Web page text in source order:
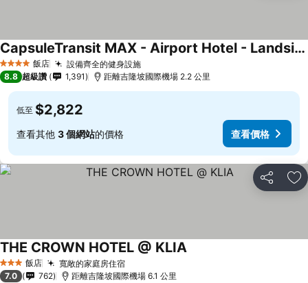
4 星級 飯店 設備齊全的健身設施
CapsuleTransit MAX - Airport Hotel - Landside, Public Area - Gateway KLIA T2, Lvl 2M
8.8 超級讚 1,391 距離吉隆坡國際機場 2.2 公里
低至 $2,822
查看其他 3 個網站的價格 查看價格
分享 加
3 星級 飯店 寬敞的家庭房住宿
THE CROWN HOTEL @ KLIA
7.0 762 距離吉隆坡國際機場 6.1 公里